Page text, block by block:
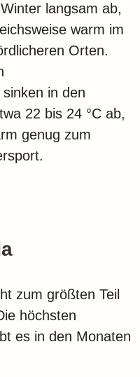
langsam ab,
warm im
Orten.
in den
22 bis 24 °C ab,
genug zum
zum größten Teil
höchsten
es in den Monaten